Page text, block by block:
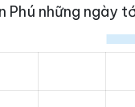
Phú những ngày